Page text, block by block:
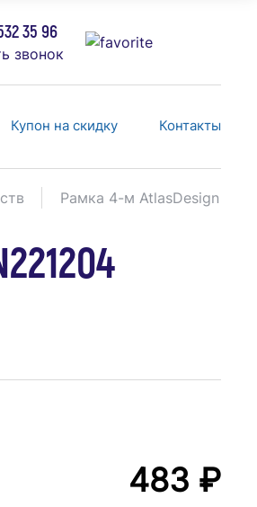
35 96
звонок
Купон на скидку Контакты
Рамка 4-м AtlasDesign Air
483 ₽